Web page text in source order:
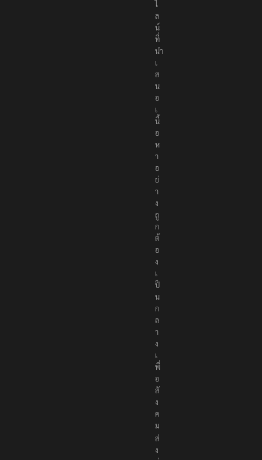
ไ
ล
น์
ที่
นำ
เ
ส
น
อ
เ
นื้
อ
ห
า
อ
ย่
า
ง
ถู
ก
ต้
อ
ง
เ
ป็
น
ก
ล
า
ง
เ
พื่
อ
สั
ง
ค
ม
ส่
ง